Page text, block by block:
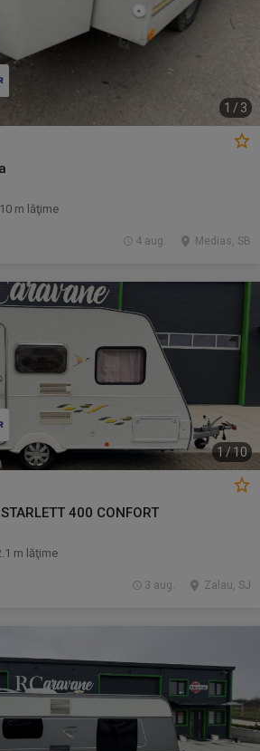
1 / 3
m lăţime
Medias, SB
4 aug.
1 /10
400 CONFORT
m lăţime
Zalau, SJ
3 aug.